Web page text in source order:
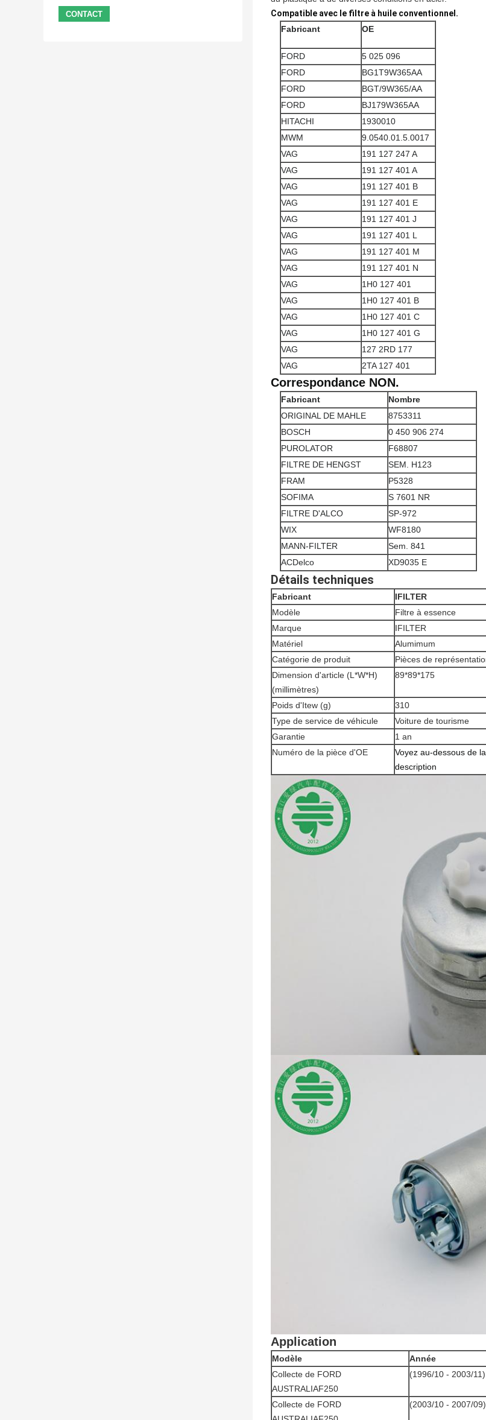
Compatible avec le filtre à huile conventionnel.
Fabricant
OE
FORD
5 025 096
FORD
BG1T9W365AA
FORD
BGT/9W365/AA
FORD
BJ179W365AA
HITACHI
1930010
MWM
9.0540.01.5.0017
VAG
191 127 247 A
VAG
191 127 401 A
VAG
191 127 401 B
VAG
191 127 401 E
VAG
191 127 401 J
VAG
191 127 401 L
VAG
191 127 401 M
VAG
191 127 401 N
VAG
1H0 127 401
VAG
1H0 127 401 B
VAG
1H0 127 401 C
VAG
1H0 127 401 G
VAG
127 2RD 177
VAG
2TA 127 401
Correspondance NON.
Fabricant
Nombre
ORIGINAL DE MAHLE
8753311
BOSCH
0 450 906 274
PUROLATOR
F68807
FILTRE DE HENGST
SEM. H123
FRAM
P5328
SOFIMA
S 7601 NR
FILTRE D'ALCO
SP-972
WIX
WF8180
MANN-FILTER
Sem. 841
ACDelco
XD9035 E
Détails techniques
Fabricant
IFILTER
Modèle
Filtre à essence
Marque
IFILTER
Matériel
Alumimum
Catégorie de produit
Pièces de
Dimension d'article (L*W*H)
(millimètres)
89*89*175
Poids d'Itew (g)
310
Type de service de véhicule
Voiture de tourisme
Garantie
1 an
Numéro de la pièce d'OE
Voyez au-dessous de la
description
Application
Modèle
Année
Collecte de FORD
AUSTRALIAF250
(1996/10 - 2003/11)
Collecte de FORD
(2003/10 - 2007/09)